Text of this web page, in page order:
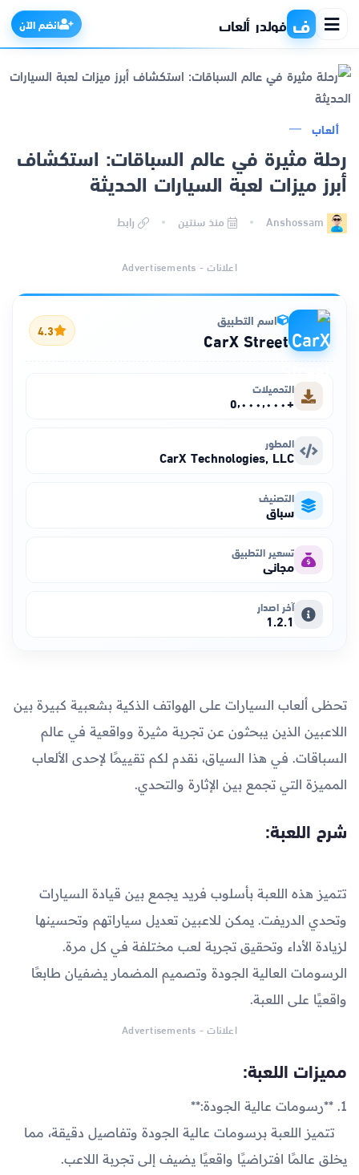
ف فولدر ألعاب انضم الآن
الرئيسية
التطبيقات
الألعاب
ذكاء اصطناعي
ألعاب
رحلة مثيرة في عالم السباقات: استكشاف
أبرز ميزات لعبة السيارات الحديثة
منذ سنتين رابط
اعلانات - Advertisements
اسم التطبيق
CarX Street
4.3
التحميلات
+٥٬٠٠٠٬٠٠٠
المطور
CarX Technologies, LLC
التصنيف
سباق
تسعير التطبيق
مجاني
آخر اصدار
1.2.1
تحظى ألعاب السيارات على الهواتف الذكية بشعبية كبيرة بين
اللاعبين الذين يبحثون عن تجربة مثيرة وواقعية في عالم
السباقات. في هذا السياق، نقدم لكم تقييمًا لإحدى الألعاب
المميزة التي تجمع بين الإثارة والتحدي.
شرح اللعبة:
تتميز هذه اللعبة بأسلوب فريد يجمع بين قيادة السيارات
وتحدي الدريفت. يمكن للاعبين تعديل سياراتهم وتحسينها
لزيادة الأداء وتحقيق تجربة لعب مختلفة في كل مرة.
الرسومات العالية الجودة وتصميم المضمار يضفيان طابعًا
واقعيًا على اللعبة.
اعلانات - Advertisements
مميزات اللعبة:
1. **رسومات عالية الجودة:**
تتميز اللعبة برسومات عالية الجودة وتفاصيل دقيقة، مما
يخلق عالمًا افتراضيًا واقعيًا يضيف إلى تجربة اللاعب.